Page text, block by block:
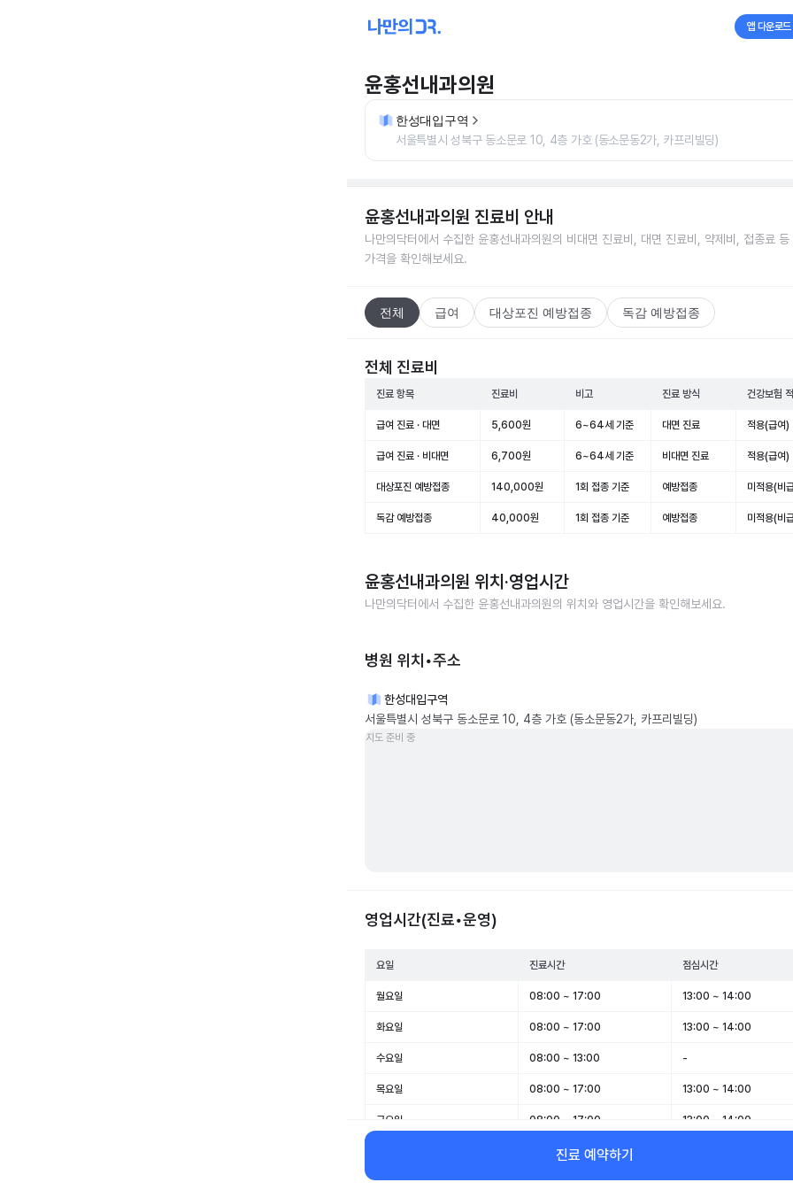
앱 다운로드
윤홍선내과의원
한성대입구역
서울특별시 성북구 동소문로 10, 4층 가호 (동소문동2가, 카프리빌딩)
윤홍선내과의원 진료비 안내
나만의닥터에서 수집한 윤홍선내과의원의 비대면 진료비, 대면 진료비, 약제비, 접종료 등
가격을 확인해보세요.
전체 급여 대상포진 예방접종 독감 예방접종
전체 진료비
진료 항목 진료비 비고 진료 방식 건강보험
급여 진료 · 대면 5,600원 6~64세 기준 대면 진료 적용(급여)
급여 진료 · 비대면 6,700원 6~64세 기준 비대면 진료 적용(급여)
대상포진 예방접종 140,000원 1회 접종 기준 예방접종 미적용(비
독감 예방접종 40,000원 1회 접종 기준 예방접종 미적용(비
윤홍선내과의원 위치·영업시간
나만의닥터에서 수집한 윤홍선내과의원의 위치와 영업시간을 확인해보세요.
병원 위치•주소
한성대입구역
서울특별시 성북구 동소문로 10, 4층 가호 (동소문동2가, 카프리빌딩)
지도 준비 중
영업시간(진료•운영)
요일 진료시간 점심시간
월요일 08:00 ~ 17:00 13:00 ~ 14:00
화요일 08:00 ~ 17:00 13:00 ~ 14:00
수요일 08:00 ~ 13:00 -
목요일 08:00 ~ 17:00 13:00 ~ 14:00
금요일 08:00 ~ 17:00 13:00 ~ 14:00
08:00 ~ 13:00
일요일 휴무 -
진료 예약하기